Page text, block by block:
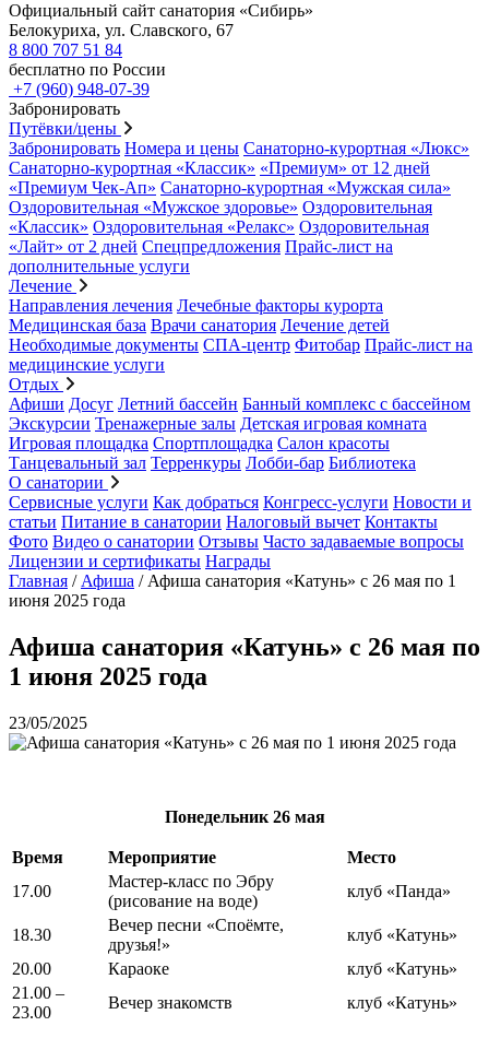
Официальный сайт санатория «Сибирь»
Белокуриха, ул. Славского, 67
8 800 707 51 84
бесплатно по России
+7 (960) 948-07-39
Забронировать
Путёвки/цены
Забронировать Номера и цены Санаторно-курортная «Люкс»
Санаторно-курортная «Классик» «Премиум» от 12 дней
«Премиум Чек-Ап» Санаторно-курортная «Мужская сила»
Оздоровительная «Мужское здоровье» Оздоровительная
«Классик» Оздоровительная «Релакс» Оздоровительная
«Лайт» от 2 дней Спецпредложения Прайс-лист на
дополнительные услуги
Лечение
Направления лечения Лечебные факторы курорта
Медицинская база Врачи санатория Лечение детей
Необходимые документы СПА-центр Фитобар Прайс-лист на
медицинские услуги
Отдых
Афиши Досуг Летний бассейн Банный комплекс с бассейном
Экскурсии Тренажерные залы Детская игровая комната
Игровая площадка Спортплощадка Салон красоты
Танцевальный зал Терренкуры Лобби-бар Библиотека
О санатории
Сервисные услуги Как добраться Конгресс-услуги Новости и
статьи Питание в санатории Налоговый вычет Контакты
Фото Видео о санатории Отзывы Часто задаваемые вопросы
Лицензии и сертификаты Награды
Главная / Афиша / Афиша санатория «Катунь» с 26 мая по 1
июня 2025 года
Афиша санатория «Катунь» с 26 мая по
1 июня 2025 года
23/05/2025
Понедельник 26 мая
Время Мероприятие
Место
17.00
Мастер-класс по Эбру
(рисование на воде)
клуб «Панда»
18.30
Вечер песни «Споёмте,
друзья!»
клуб «Катунь»
20.00
Караоке
клуб «Катунь»
21.00 –
23.00
Вечер знакомств клуб «Катунь»